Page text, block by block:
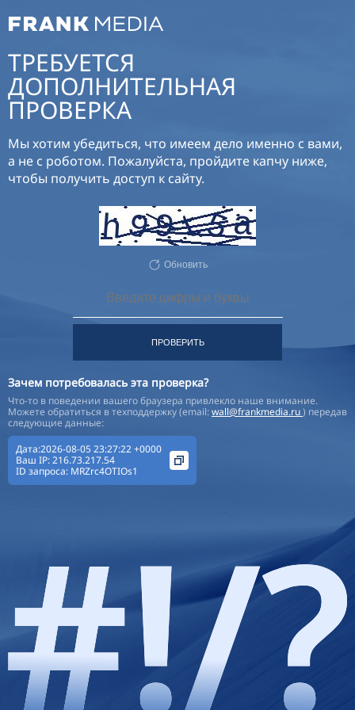
ТРЕБУЕТСЯ
ДОПОЛНИТЕЛЬНАЯ
ПРОВЕРКА
Мы хотим убедиться, что имеем дело именно с вами,
а не с роботом. Пожалуйста, пройдите капчу ниже,
чтобы получить доступ к сайту.
Обновить
ПРОВЕРИТЬ
Зачем потребовалась эта проверка?
Что-то в поведении вашего браузера привлекло наше внимание.
Можете обратиться в техподдержку (email:wall@frankmedia.ru) передав
следующие данные:
Дата:2026-08-05 23:27:22 +0000
Ваш IP:216.73.217.54
ID запроса: MRZrc4OTIOs1